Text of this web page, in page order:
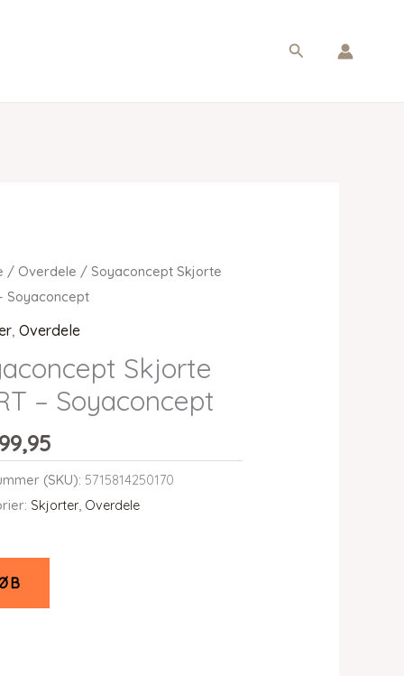
Søg
/ Overdele / Soyaconcept Skjorte
Soyaconcept
,Overdele
Skjorte
– Soyaconcept
(SKU): 5715814250170
Skjorter, Overdele